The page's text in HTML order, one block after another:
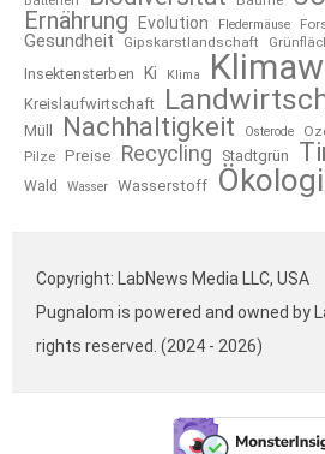
Ernährung
Evolution Fledermäuse
Gesundheit Gipskarstlandschaft
Insektensterben Ki Klima
Kreislaufwirtschaft
Müll
Nachhaltigkeit Osterode
Pilze Preise Recycling Stadtgrün
Wald
Wasser Wasserstoff
Copyright: LabNews Media LLC, USA
Pugnalom is powered and owned by
rights reserved. (2024 - 2026)